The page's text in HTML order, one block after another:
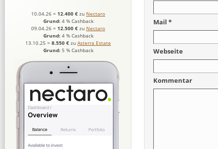
Mail *
Webseite
Kommentar
10.04.26 = 12.400 € zu Nectaro
Grund: 4 % Cashback
09.04.26 = 12.500 € zu Nectaro
Grund: 4 % Cashback
13.10.25 = 8.550 € zu Asterra Estate
Grund: 5 % Cashback